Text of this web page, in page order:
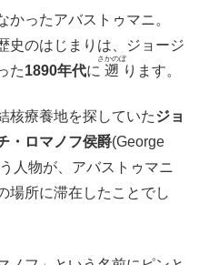
ったアバストゥマニ。
史のはじまりは、ジョージ
た1890年代に 遡
さかのぼ
ります。
核療養地を探していたジョ
・ロマノフ侯爵(George
人物が、アバストゥマニ
場所に滞在したことでし